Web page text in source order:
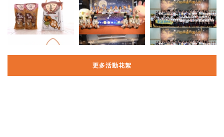
更多活動花絮